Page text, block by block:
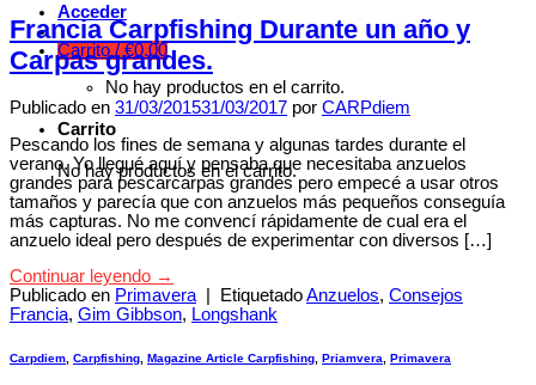
Acceder
Carrito / €0.00
No hay productos en el carrito.
Carrito
No hay productos en el carrito.
Francia Carpfishing Durante un año y
Carpas grandes.
Publicado en 31/03/201531/03/2017 por CARPdiem
Pescando los fines de semana y algunas tardes durante el
verano. Yo llegué aquí y pensaba que necesitaba anzuelos
grandes para pescarcarpas grandes pero empecé a usar otros
tamaños y parecía que con anzuelos más pequeños conseguía
más capturas. No me convencí rápidamente de cual era el
anzuelo ideal pero después de experimentar con diversos […]
Continuar leyendo →
Publicado en Primavera EtiquetadoAnzuelos, Consejos
Francia, Gim Gibbson, Longshank
Carpdiem Carpfishing Magazine Article Carpfishing Priamvera Primavera